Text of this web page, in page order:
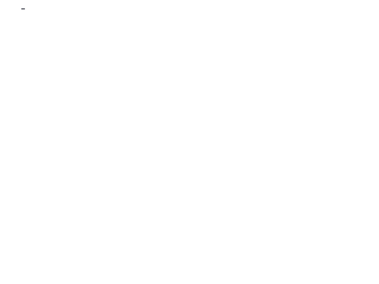
-